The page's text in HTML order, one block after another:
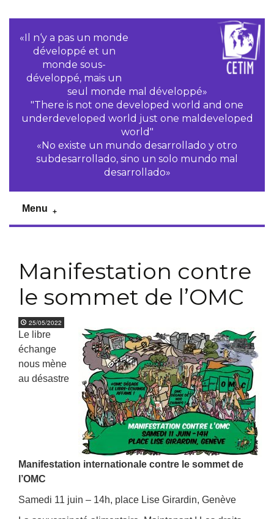
«Il n‘y a pas un monde
développé et un
monde sous-
développé, mais un
seul monde mal développé»
"There is not one developed world and one
underdeveloped world just one maldeveloped
world"
«No existe un mundo desarrollado y otro
subdesarrollado, sino un solo mundo mal
desarrollado»
Menu
Manifestation contre
le sommet de l’OMC
25/05/2022
Le libre
échange
nous mène
au désastre
Manifestation internationale contre le sommet de
l’OMC
Samedi 11 juin – 14h, place Lise Girardin, Genève